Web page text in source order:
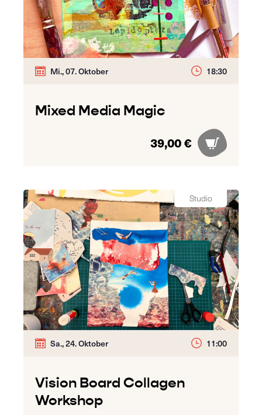
Mi., 07. Oktober 18:30
Mixed Media Magic
39,00 €
Studio
Sa., 24. Oktober 11:00
Vision Board Collagen
Workshop